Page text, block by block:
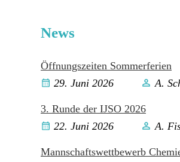
News
Öffnungszeiten Sommerferien
29. Juni 2026
A.
3. Runde der IJSO 2026
22. Juni 2026
A.
Mannschaftswettbewerb